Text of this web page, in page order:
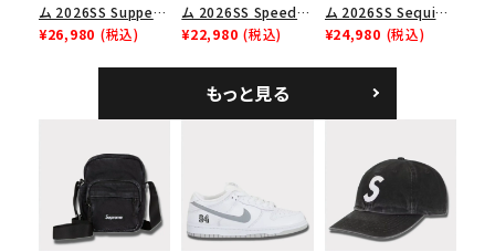
ム 2026SS Supper
Tee サパーTシャツ
¥26,980 (税込)
ム 2026SS Speed
Tee スピードTシャツ
¥22,980 (税込)
ム 2026SS Sequin
Denim Classic
シックロゴ 6パネルキ
ャップ ブラック
¥24,980 (税込)
もっと見る